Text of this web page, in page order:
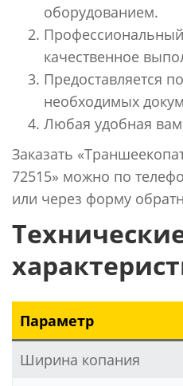
оборудованием.
качественное
Предоставляется
необходимых
Любая удобная
Заказать
72515» можно по
или через форму
Параметр
Ширина копания